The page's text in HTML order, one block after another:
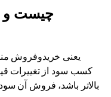
کسب سود از تغییرات
بالاتر باشد، فروش آن